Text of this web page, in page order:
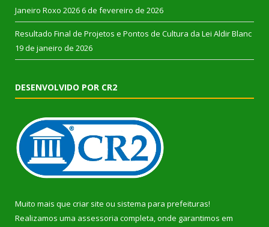
Janeiro Roxo 2026 6 de fevereiro de 2026
Resultado Final de Projetos e Pontos de Cultura da Lei Aldir Blanc
19 de janeiro de 2026
DESENVOLVIDO POR CR2
Muito mais que criar site ou sistema para prefeituras!
Realizamos uma assessoria completa, onde garantimos em